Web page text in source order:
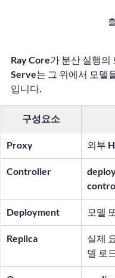
Ray Core가 분산 실행의
Serve는 그 위에서 모델
입니다.
구성요소
Proxy 외부
Controller
Deployment 모델
Replica
실제
델 로